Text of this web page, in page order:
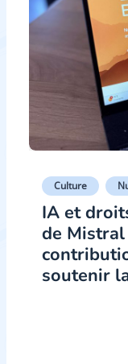
Culture
IA et
de
soutenir